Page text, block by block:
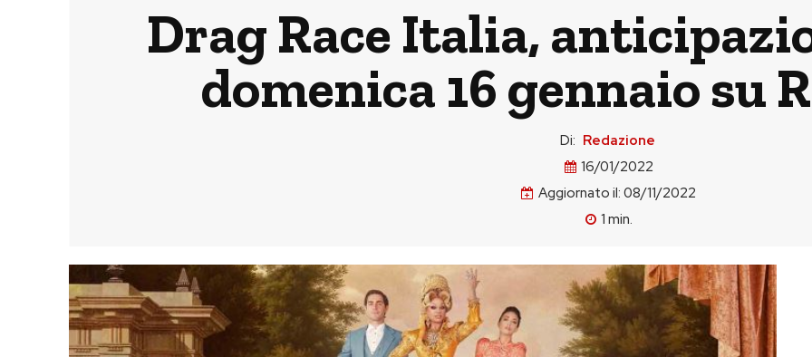
Drag Race Italia,
domenica 16 gennaio su
Di: Redazione
16/01/2022
Aggiornato il: 08/11/2022
1 min.